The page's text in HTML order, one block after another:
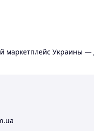
маркетплейс Украины —